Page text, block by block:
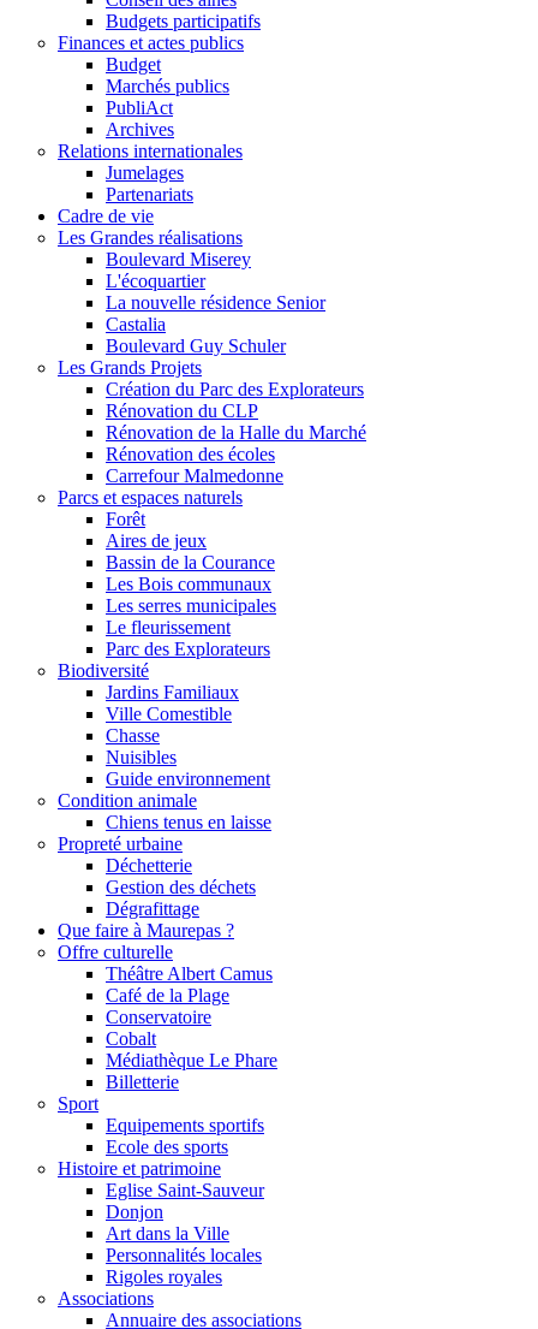
Budgets participatifs
Finances et actes publics
Budget
Marchés publics
PubliAct
Archives
Relations internationales
Jumelages
Partenariats
Cadre de vie
Les Grandes réalisations
Boulevard Miserey
L'écoquartier
La nouvelle résidence Senior
Castalia
Boulevard Guy Schuler
Les Grands Projets
Création du Parc des Explorateurs
Rénovation du CLP
Rénovation de la Halle du Marché
Rénovation des écoles
Carrefour Malmedonne
Parcs et espaces naturels
Forêt
Aires de jeux
Bassin de la Courance
Les Bois communaux
Les serres municipales
Le fleurissement
Parc des Explorateurs
Biodiversité
Jardins Familiaux
Ville Comestible
Chasse
Nuisibles
Guide environnement
Condition animale
Chiens tenus en laisse
Propreté urbaine
Déchetterie
Gestion des déchets
Dégrafittage
Que faire à Maurepas ?
Offre culturelle
Théâtre Albert Camus
Café de la Plage
Conservatoire
Cobalt
Médiathèque Le Phare
Billetterie
Sport
Equipements sportifs
Ecole des sports
Histoire et patrimoine
Eglise Saint-Sauveur
Donjon
Art dans la Ville
Personnalités locales
Rigoles royales
Associations
Annuaire des associations